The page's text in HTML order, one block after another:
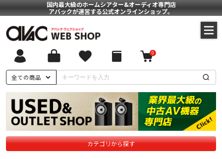
国内最大級のホームシアター&オーディオ専門店
アバックが運営する公式オンラインショップ。
全ての商品
0
カテゴリから探す